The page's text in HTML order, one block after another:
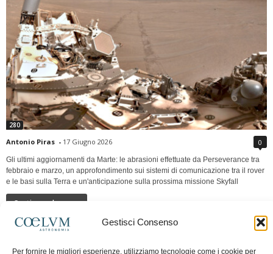
Gestisci Consenso
Per fornire le migliori esperienze, utilizziamo tecnologie come i cookie per
280
Antonio Piras - 17 Giugno 2026 0
Gli ultimi aggiornamenti da Marte: le abrasioni effettuate da Perseverance tra
febbraio e marzo, un approfondimento sui sistemi di comunicazione tra il rover
e le basi sulla Terra e un'anticipazione sulla prossima missione Skyfall
Continua a leggere